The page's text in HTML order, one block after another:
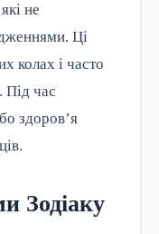
не
Ці
колах і часто
Під час
здоров’я
Зодіаку